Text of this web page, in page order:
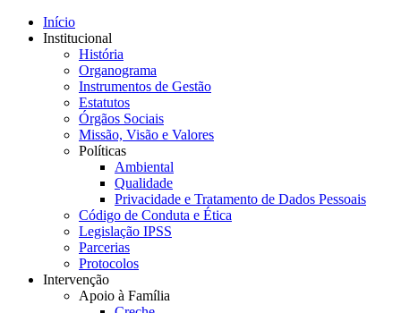
Início
Institucional
História
Organograma
Instrumentos de Gestão
Estatutos
Órgãos Sociais
Missão, Visão e Valores
Políticas
Ambiental
Qualidade
Privacidade e Tratamento de Dados Pessoais
Código de Conduta e Ética
Legislação IPSS
Parcerias
Protocolos
Intervenção
Apoio à Família